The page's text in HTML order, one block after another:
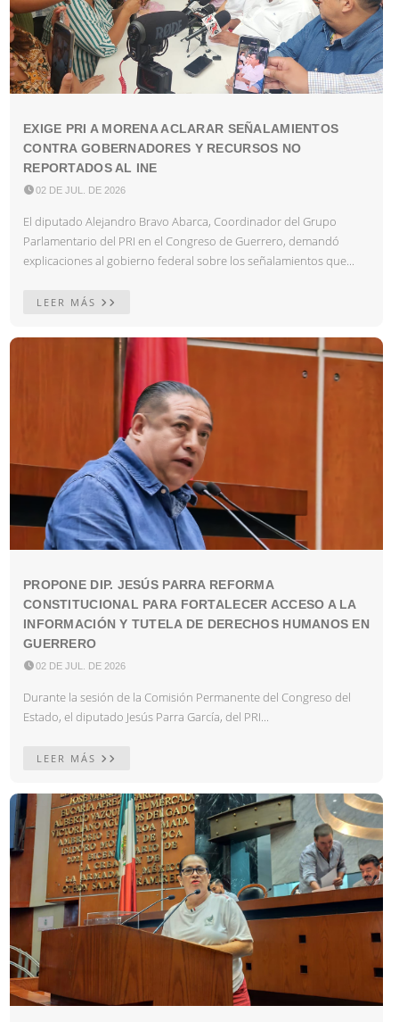
EXIGE PRI A MORENA ACLARAR SEÑALAMIENTOS
CONTRA GOBERNADORES Y RECURSOS NO
REPORTADOS AL INE
02 DE JUL. DE 2026
El diputado Alejandro Bravo Abarca, Coordinador del Grupo
Parlamentario del PRI en el Congreso de Guerrero, demandó
explicaciones al gobierno federal sobre los señalamientos que...
LEER MÁS
PROPONE DIP. JESÚS PARRA REFORMA
CONSTITUCIONAL PARA FORTALECER ACCESO A LA
INFORMACIÓN Y TUTELA DE DERECHOS HUMANOS EN
GUERRERO
02 DE JUL. DE 2026
Durante la sesión de la Comisión Permanente del Congreso del
Estado, el diputado Jesús Parra García, del PRI...
LEER MÁS